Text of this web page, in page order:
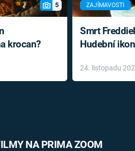
5
krocan?
ZAJÍMAVOSTI
Smrt
Hudební
léky
24. listopadu
NA PRIMA ZOOM